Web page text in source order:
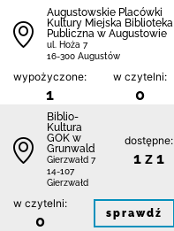
Augustowskie Placówki
Kultury Miejska Biblioteka
Publiczna w Augustowie
ul. Hoża 7
16-300 Augustów
wypożyczone:
1
w czytelni:
0
Biblio-
Kultura
GOK w
Grunwald
Gierzwałd 7
14-107
Gierzwałd
dostępne:
1 z 1
w czytelni:
0 sprawdź